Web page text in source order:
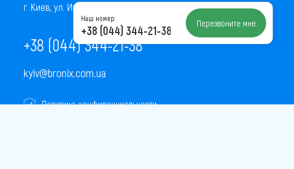
г. Киев, ул. Институтская, 22/7, оф. 41
+38 (044) 344-21-38
kyiv@bronix.com.ua
Политика конфиденциальности
Наш номер:
+38 (044) 344-21-38 Перезвоните мне